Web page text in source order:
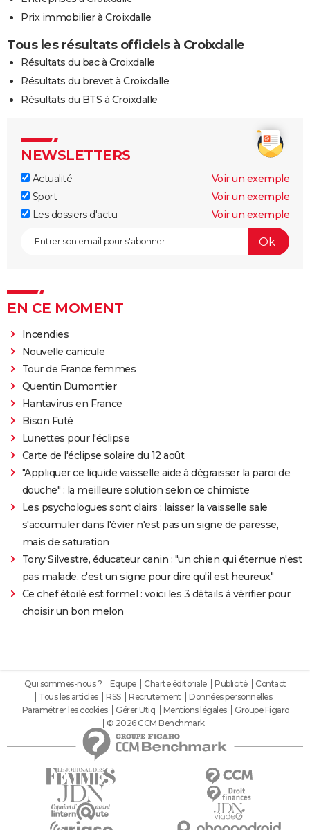
Prix immobilier à Croixdalle
Tous les résultats officiels à Croixdalle
Résultats du bac à Croixdalle
Résultats du brevet à Croixdalle
Résultats du BTS à Croixdalle
NEWSLETTERS
Actualité
Voir un exemple
Sport
Voir un exemple
Les dossiers d'actu
Voir un exemple
EN CE MOMENT
Incendies
Nouvelle canicule
Tour de France femmes
Quentin Dumontier
Hantavirus en France
Bison Futé
Lunettes pour l'éclipse
Carte de l'éclipse solaire du 12 août
"Appliquer ce liquide vaisselle aide à dégraisser la paroi de
douche" : la meilleure solution selon ce chimiste
Les psychologues sont clairs : laisser la vaisselle sale
s'accumuler dans l'évier n'est pas un signe de paresse,
mais de saturation
Tony Silvestre, éducateur canin : "un chien qui éternue n'est
pas malade, c'est un signe pour dire qu'il est heureux"
Ce chef étoilé est formel : voici les 3 détails à vérifier pour
choisir un bon melon
Qui sommes-nous ? Equipe Charte éditoriale Publicité
Contact
Tous les articles
RSS Recrutement
Données personnelles
Paramétrer les cookies
Gérer Utiq Mentions légales
Groupe Figaro
© 2026 CCM Benchmark